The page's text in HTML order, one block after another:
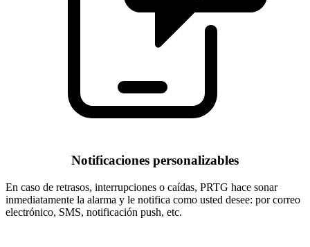
Notificaciones personalizables
En caso de retrasos, interrupciones o caídas, PRTG hace sonar
inmediatamente la alarma y le notifica como usted desee: por correo
electrónico, SMS, notificación push, etc.